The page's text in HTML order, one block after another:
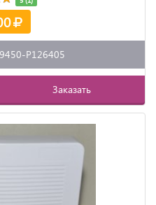
P126405
Заказать